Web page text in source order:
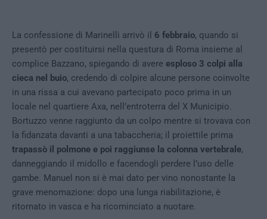
La confessione di Marinelli arrivò il 6 febbraio, quando si
presentò per costituirsi nella questura di Roma insieme al
complice Bazzano, spiegando di avere esploso 3 colpi alla
cieca nel buio, credendo di colpire alcune persone coinvolte
in una rissa a cui avevano partecipato poco prima in un
locale nel quartiere Axa, nell’entroterra del X Municipio.
Bortuzzo venne raggiunto da un colpo mentre si trovava con
la fidanzata davanti a una tabaccheria; il proiettile prima
trapassò il polmone e poi raggiunse la colonna vertebrale,
danneggiando il midollo e facendogli perdere l’uso delle
gambe. Manuel non si è mai dato per vino nonostante la
grave menomazione: dopo una lunga riabilitazione, è
ritornato in vasca e ha ricominciato a nuotare.